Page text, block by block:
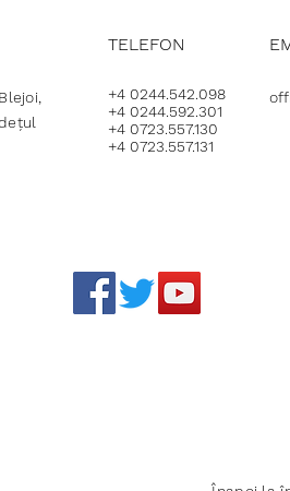
TELEFON
+4 0244.542.098
+4 0244.592.301
+4 0723.557.130
+4 0723.557.131